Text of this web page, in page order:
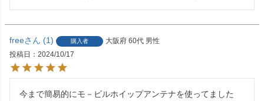
free 1 購入者 大阪府 60代 男性
投稿日
2024/10/17
今まで簡易的にモ－ビルホイップアンテナを使ってました